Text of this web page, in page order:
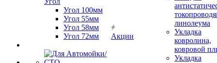
Угол 100мм
Угол 55мм
Угол 58мм
Угол 72мм
Акции
линолеума
Укладка
ковролина,
ковровой
Укладка